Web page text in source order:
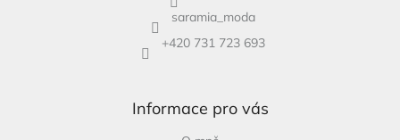
saramia_moda
+420 731 723 693
Informace pro vás